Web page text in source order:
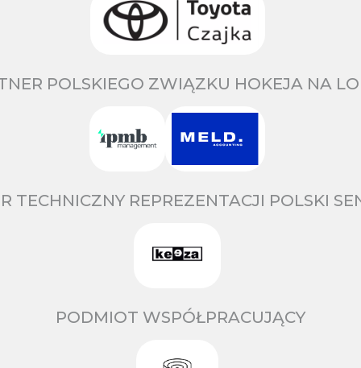
POLSKIEGO ZWIĄZKU HOKEJA NA
TECHNICZNY REPREZENTACJI POLSKI
PODMIOT WSPÓŁPRACUJĄCY